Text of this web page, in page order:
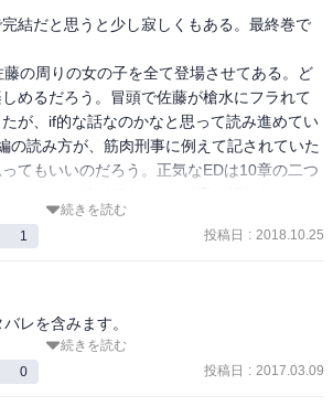
結だと思うと少し寂しくもある。最終巻で
の周りの女の子を全て登場させてある。ど
めるだろう。冒頭で佐藤が槍水にフラれて
が、if的な話なのかなと思って読み進めてい
の読み方が、筋肉刑事に例えて記されていた
てもいいのだろう。正気なEDは10章の二つ
っと早くに出て活躍してほしかったな。
るよりも、女の子をからかっている方が面
ーズを読んでいて自分の衝動に気付いたの
してギャグでも義憤を覚えてしまうみたい
る著莪にも苛立ちが微かにある。なぜなら
当を取りに行き始めたので、著莪によく驕
わない。こういうことを思ってはダメなの
みたくなってしまう。連続で読んだので、
続きを読む
1 投稿日 : 2018.10.25
レを含みます。
の巻。物語自体は前巻で終了している。こ
サービスとみるか。
続きを読む
0 投稿日 : 2017.03.09